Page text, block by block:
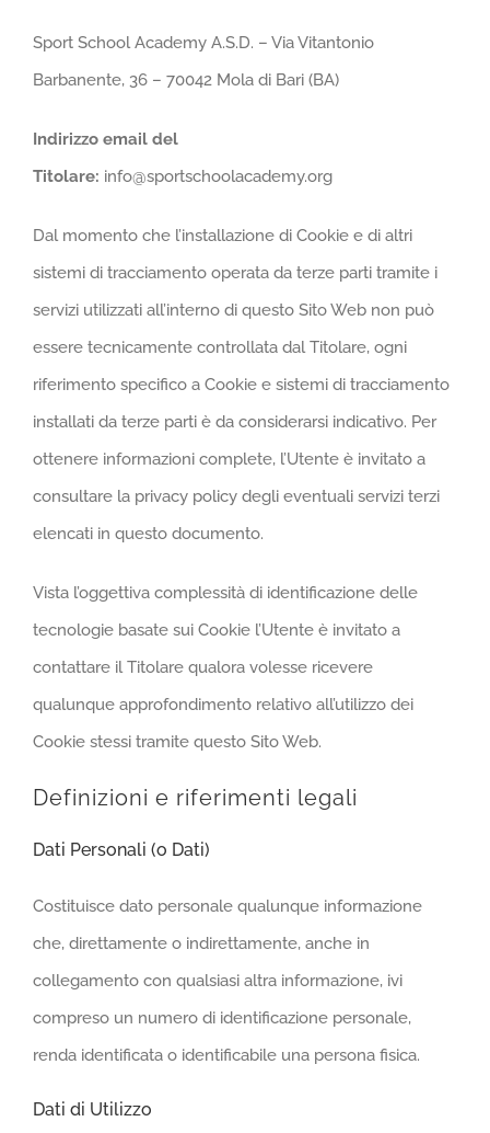
Sport School Academy A.S.D. – Via Vitantonio
Barbanente, 36 – 70042 Mola di Bari (BA)
Indirizzo email del
Titolare: info@sportschoolacademy.org
Dal momento che l’installazione di Cookie e di altri
sistemi di tracciamento operata da terze parti tramite i
servizi utilizzati all’interno di questo Sito Web non può
essere tecnicamente controllata dal Titolare, ogni
riferimento specifico a Cookie e sistemi di tracciamento
installati da terze parti è da considerarsi indicativo. Per
ottenere informazioni complete, l’Utente è invitato a
consultare la privacy policy degli eventuali servizi terzi
elencati in questo documento.
Vista l’oggettiva complessità di identificazione delle
tecnologie basate sui Cookie l’Utente è invitato a
contattare il Titolare qualora volesse ricevere
qualunque approfondimento relativo all’utilizzo dei
Cookie stessi tramite questo Sito Web.
Definizioni e riferimenti legali
Dati Personali (o Dati)
Costituisce dato personale qualunque informazione
che, direttamente o indirettamente, anche in
collegamento con qualsiasi altra informazione, ivi
compreso un numero di identificazione personale,
renda identificata o identificabile una persona fisica.
Dati di Utilizzo